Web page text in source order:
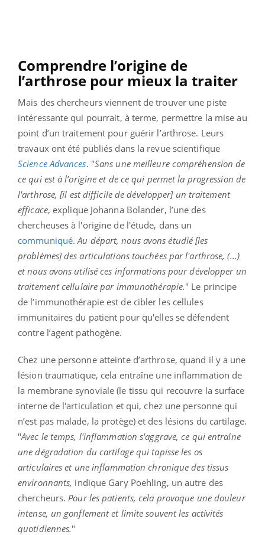
Comprendre l’origine de
l’arthrose pour mieux la traiter
Mais des chercheurs viennent de trouver une piste
intéressante qui pourrait, à terme, permettre la mise au
point d’un traitement pour guérir l’arthrose. Leurs
travaux ont été publiés dans la revue scientifique
Science Advances. "Sans une meilleure compréhension de
ce qui est à l’origine et de ce qui permet la progression de
l'arthrose, [il est difficile de développer] un traitement
efficace, explique Johanna Bolander, l’une des
chercheuses à l'origine de l'étude, dans un
communiqué.Au départ, nous avons étudié [les
problèmes] des articulations touchées par l'arthrose, (...)
et nous avons utilisé ces informations pour développer un
traitement cellulaire par immunothérapie." Le principe
de l’immunothérapie est de cibler les cellules
immunitaires du patient pour qu'elles se défendent
contre l’agent pathogène.
Chez une personne atteinte d’arthrose, quand il y a une
lésion traumatique, cela entraîne une inflammation de
la membrane synoviale (le tissu qui recouvre la surface
interne de l'articulation et qui, chez une personne qui
n’est pas malade, la protège) et des lésions du cartilage.
"Avec le temps, l'inflammation s'aggrave, ce qui entraîne
une dégradation du cartilage qui tapisse les os
articulaires et une inflammation chronique des tissus
environnants, indique Gary Poehling, un autre des
chercheurs. Pour les patients, cela provoque une douleur
intense, un gonflement et limite souvent les activités
quotidiennes."